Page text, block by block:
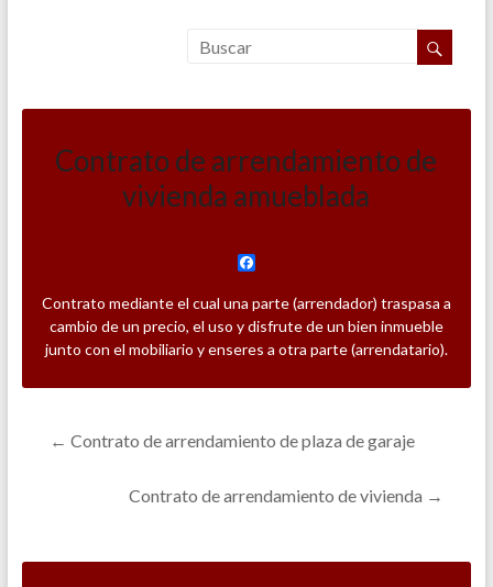
Contrato de arrendamiento de
vivienda amueblada
F
c
e
b
o
k
Contrato mediante el cual una parte (arrendador) traspasa a
cambio de un precio, el uso y disfrute de un bien inmueble
junto con el mobiliario y enseres a otra parte (arrendatario).
← Contrato de arrendamiento de plaza de garaje
Contrato de arrendamiento de vivienda →